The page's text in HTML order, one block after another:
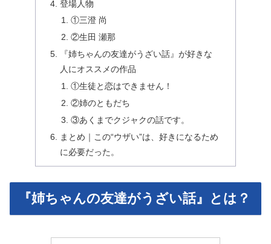
登場人物
①三澄 尚
②生田 瀬那
『姉ちゃんの友達がうざい話』が好きな
人にオススメの作品
①生徒と恋はできません！
②姉のともだち
③あくまでクジャクの話です。
まとめ｜この“ウザい”は、好きになるため
に必要だった。
『姉ちゃんの友達がうざい話』とは？